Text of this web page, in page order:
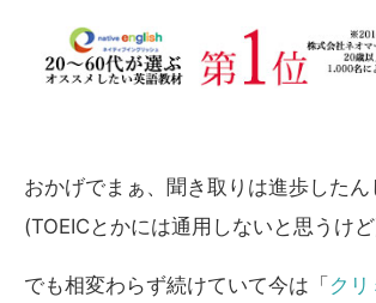
おかげでまぁ、聞き取りは進歩した
(TOEICとかには通用しないと思うけ
でも相変わらず続けていて今は「 ク